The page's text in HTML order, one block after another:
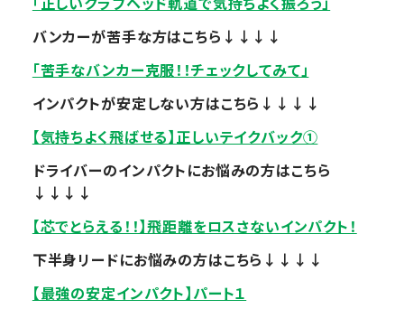
バンカーが苦手な方はこちら↓↓↓↓
「苦手なバンカー克服！！チェックしてみて」
インパクトが安定しない方はこちら↓↓↓↓
【気持ちよく飛ばせる】正しいテイクバック①
ドライバーのインパクトにお悩みの方はこちら
↓↓↓↓
【芯でとらえる！！】飛距離をロスさないインパクト！
下半身リードにお悩みの方はこちら↓↓↓↓
【最強の安定インパクト】パート１